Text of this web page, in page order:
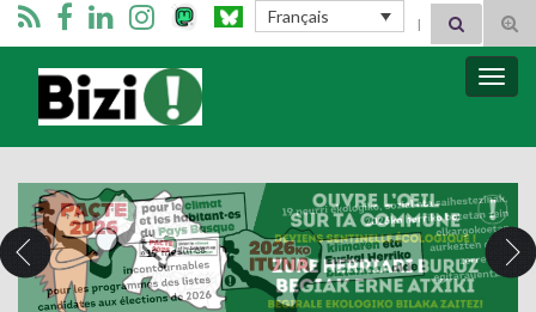
Français Search for:
Bizimugi